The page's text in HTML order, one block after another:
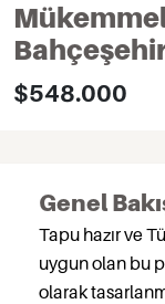
$548.000
Genel
Tapu hazır ve
uygun olan bu
olarak